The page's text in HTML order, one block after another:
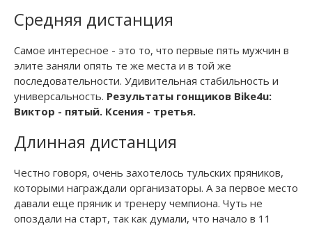
Средняя дистанция
Самое интересное - это то, что первые пять мужчин в
элите заняли опять те же места и в той же
последовательности. Удивительная стабильность и
универсальность. Результаты гонщиков Bike4u:
Виктор - пятый. Ксения - третья.
Длинная дистанция
Честно говоря, очень захотелось тульских пряников,
которыми награждали организаторы. А за первое место
давали еще пряник и тренеру чемпиона. Чуть не
опоздали на старт, так как думали, что начало в 11